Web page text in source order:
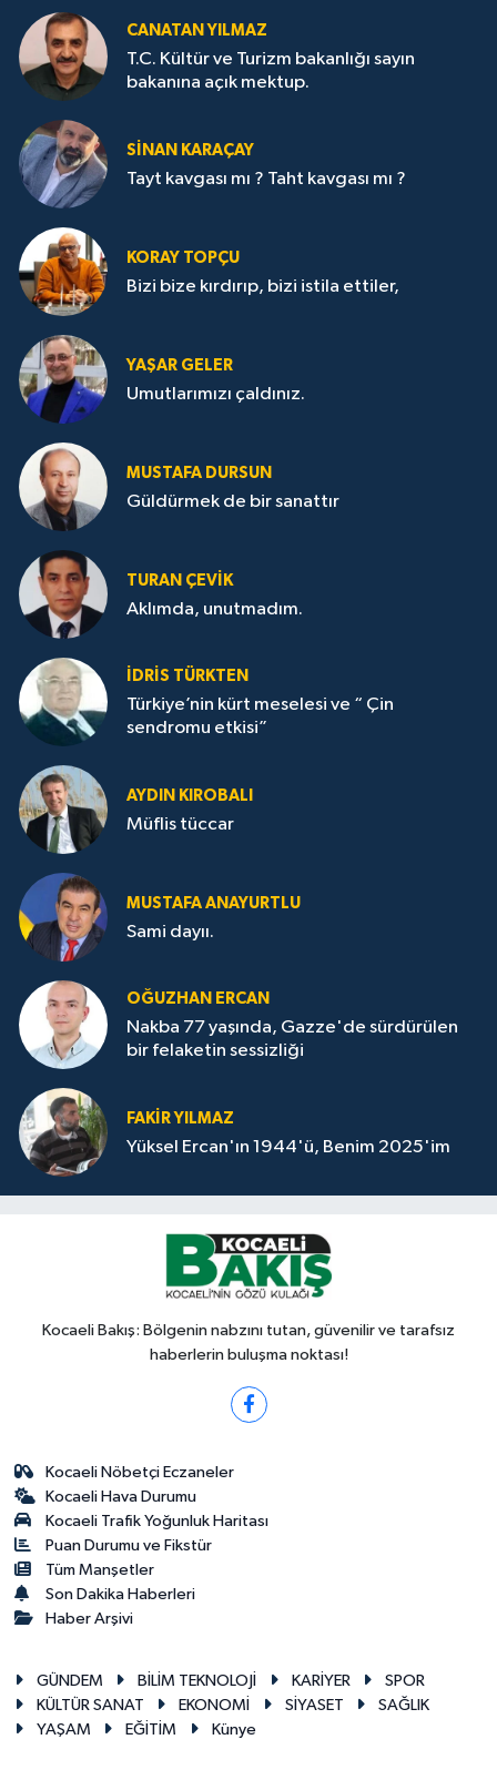
CANATAN YILMAZ
T.C. Kültür ve Turizm bakanlığı sayın
bakanına açık mektup.
SİNAN KARAÇAY
Tayt kavgası mı ? Taht kavgası mı ?
KORAY TOPÇU
Bizi bize kırdırıp, bizi istila ettiler,
YAŞAR GELER
Umutlarımızı çaldınız.
MUSTAFA DURSUN
Güldürmek de bir sanattır
TURAN ÇEVİK
Aklımda, unutmadım.
İDRİS TÜRKTEN
Türkiye’nin kürt meselesi ve “ Çin
sendromu etkisi”
AYDIN KIROBALI
Müflis tüccar
MUSTAFA ANAYURTLU
Sami dayıı.
OĞUZHAN ERCAN
Nakba 77 yaşında, Gazze'de sürdürülen
bir felaketin sessizliği
FAKİR YILMAZ
Yüksel Ercan'ın 1944'ü, Benim 2025'im
Kocaeli Bakış: Bölgenin nabzını tutan, güvenilir ve tarafsız
haberlerin buluşma noktası!
Kocaeli Nöbetçi Eczaneler
Kocaeli Hava Durumu
Kocaeli Trafik Yoğunluk Haritası
Puan Durumu ve Fikstür
Tüm Manşetler
Son Dakika Haberleri
Haber Arşivi
GÜNDEM BİLİM TEKNOLOJİ KARİYER
SPOR
KÜLTÜR SANAT
EKONOMİ SİYASET
SAĞLIK
YAŞAM
EĞİTİM Künye